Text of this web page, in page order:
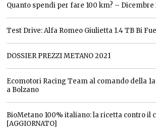
Quanto spendi per fare 100 km? – Dicembre
Test Drive: Alfa Romeo Giulietta 1.4 TB Bi
DOSSIER PREZZI METANO 2021
Ecomotori Racing Team al comando della
a Bolzano
BioMetano 100% italiano: la ricetta contro il
[AGGIORNATO]